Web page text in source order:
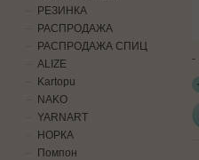
-
PЕЗИНКА
РАСПРОДАЖА
РАСПРОДАЖА СПИЦ
ALIZE
Kartopu
NAKO
YARNART
НОРКА
Помпон